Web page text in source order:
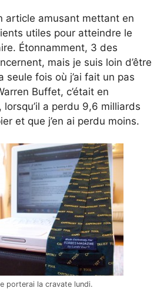
article amusant mettant en
utiles pour atteindre le
Étonnamment, 3 des
mais je suis loin d’être
seule fois où j’ai fait un pas
Buffet, c’était en
a perdu 9,6 milliards
et que j’en ai perdu moins.
porterai la cravate lundi.